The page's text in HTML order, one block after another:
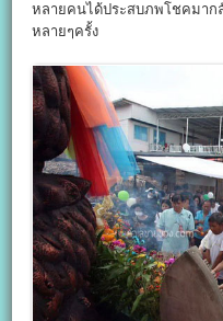
หลายคนได้ประสบภพโชคมาก
หลายๆครั้ง